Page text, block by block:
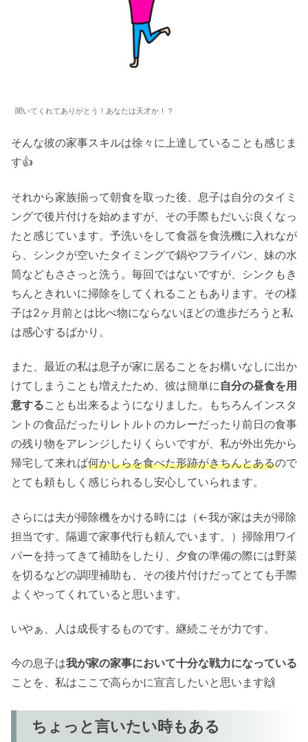
聞いてくれてありがとう！あなたは天才か！？
そんな彼の家事スキルは徐々に上達していることも感じま
す👍
それから家族揃って朝食を取った後、息子は自分のタイミ
ングで後片付けを始めますが、その手際もだいぶ良くなっ
たと感じています。予洗いをして食器を食洗機に入れなが
ら、シンクが空いたタイミングで鍋やフライパン、妹の水
筒などもささっと洗う。毎回ではないですが、シンクもき
ちんときれいに掃除をしてくれることもあります。その様
子は2ヶ月前とは比べ物にならないほどの進歩だろうと私
は感心するばかり。
また、最近の私は息子が家に居ることをお構いなしに出か
けてしまうことも増えたため、彼は簡単に自分の昼食を用
意することも出来るようになりました。もちろんインスタ
ントの食品だったりレトルトのカレーだったり前日の食事
の残り物をアレンジしたりくらいですが、私が外出先から
帰宅して来れば何かしらを食べた形跡がきちんとあるので
とても頼もしく感じられるし安心していられます。
さらには夫が掃除機をかける時には（←我が家は夫が掃除
担当です。隔週で家事代行も頼んでいます。）掃除用ワイ
パーを持ってきて補助をしたり、夕食の準備の際には野菜
を切るなどの調理補助も、その後片付けだってとても手際
よくやってくれていると思います。
いやぁ、人は成長するものです。継続こそが力です。
今の息子は我が家の家事において十分な戦力になっている
ことを、私はここで高らかに宣言したいと思います🙌
ちょっと言いたい時もある